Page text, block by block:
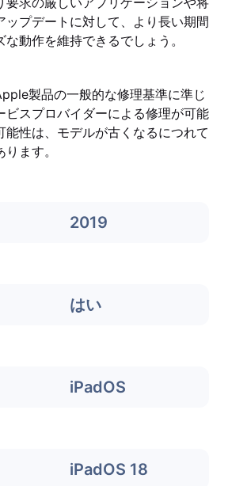
ップデートに対して、より長い期間
動作を維持できるでしょう。
製品の一般的な修理基準に準じ
ビスプロバイダーによる修理が可能
能性は、モデルが古くなるにつれて
ます。
2019
はい
iPadOS
iPadOS 18